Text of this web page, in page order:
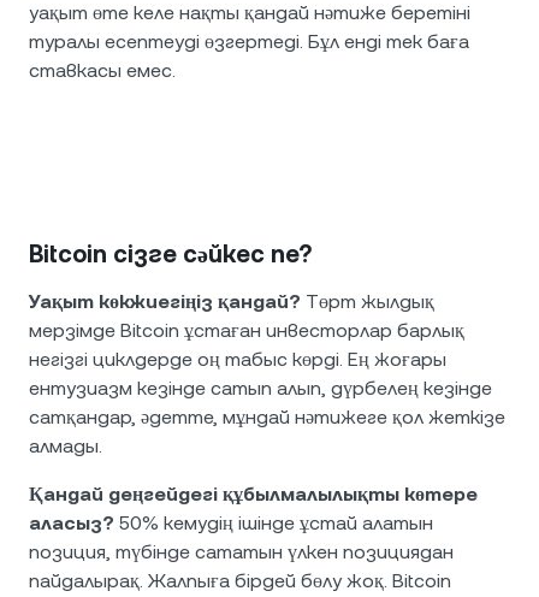
уақыт өте келе нақты қандай нәтиже беретіні
туралы есептеуді өзгертеді. Бұл енді тек баға
ставкасы емес.
Bitcoin сізге сәйкес пе?
Уақыт көкжиегіңіз қандай? Төрт жылдық
мерзімде Bitcoin ұстаған инвесторлар барлық
негізгі циклдерде оң табыс көрді. Ең жоғары
ентузиазм кезінде сатып алып, дүрбелең кезінде
сатқандар, әдетте, мұндай нәтижеге қол жеткізе
алмады.
Қандай деңгейдегі құбылмалылықты көтере
аласыз? 50% кемудің ішінде ұстай алатын
позиция, түбінде сататын үлкен позициядан
пайдалырақ. Жалпыға бірдей бөлу жоқ. Bitcoin